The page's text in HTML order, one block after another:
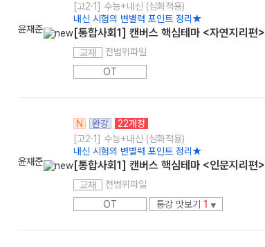
윤재준
[고2·1] 수능+내신 (심화적용)
내신 시험의 변별력 포인트 정리★
[통합사회1] 캔버스 핵심테마 <자연지리편>
교재
전범위파일
OT
윤재준
N 완강
22개정
[고2·1] 수능+내신 (심화적용)
내신 시험의 변별력 포인트 정리★
[통합사회1] 캔버스 핵심테마 <인문지리편>
교재
전범위파일
OT
통강 맛보기 1 ▼